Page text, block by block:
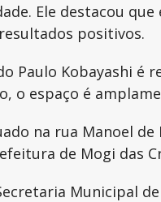
Ele destacou
positivos.
Paulo Kobayashi
o espaço é
na rua Manoel
de Mogi das
Municipal